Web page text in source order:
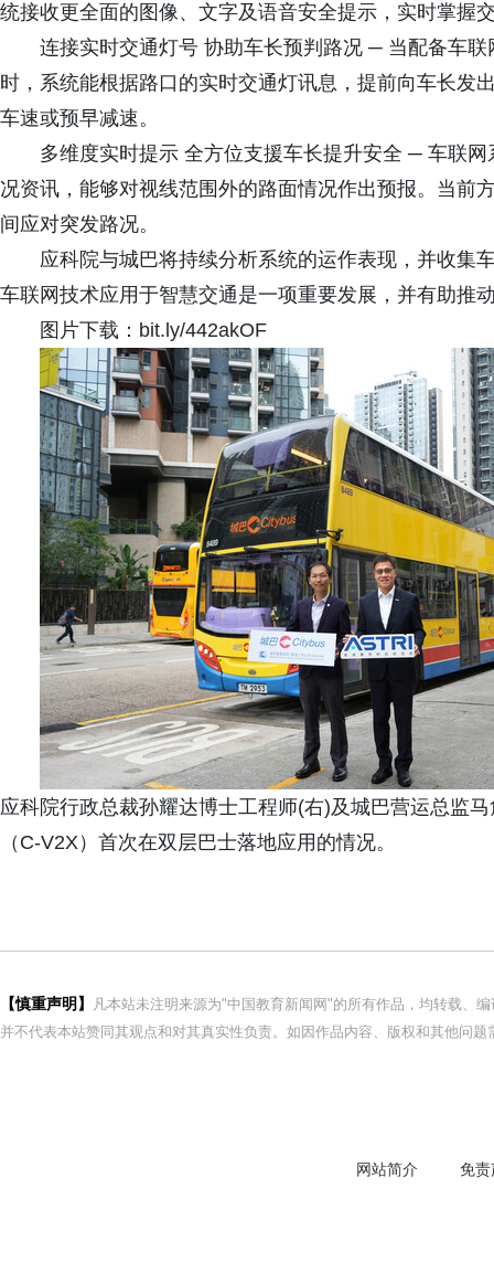
统接收更全面的图像、文字及语音安全提示，实时掌握
连接实时交通灯号 协助车长预判路况 ─ 当配备车
时，系统能根据路口的实时交通灯讯息，提前向车长发
车速或预早减速。
多维度实时提示 全方位支援车长提升安全 ─ 车联
况资讯，能够对视线范围外的路面情况作出预报。当前
间应对突发路况。
应科院与城巴将持续分析系统的运作表现，并收集
车联网技术应用于智慧交通是一项重要发展，并有助推
图片下载：bit.ly/442akOF
应科院行政总裁孙耀达博士工程师(右)及城巴营运总监
（C-V2X）首次在双层巴士落地应用的情况。
【慎重声明】
凡本站未注明来源为"中国教育新闻网"的所有作品，均转载、
并不代表本站赞同其观点和对其真实性负责。如因作品内容、版权和其他问
网站简介 免责